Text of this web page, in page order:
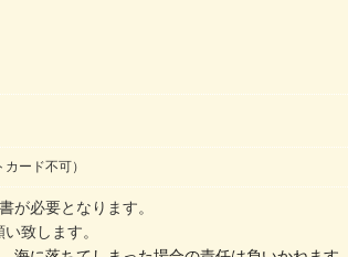
ード不可）
が必要となります。
致します。